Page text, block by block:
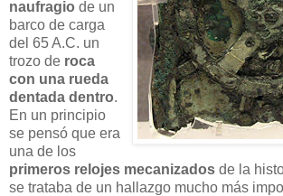
naufragio de un
barco de carga
del 65 A.C. un
trozo de roca
con una rueda
dentada dentro.
En un principio
se pensó que era
una de los
primeros relojes mecanizados de la
se trataba de un hallazgo mucho más